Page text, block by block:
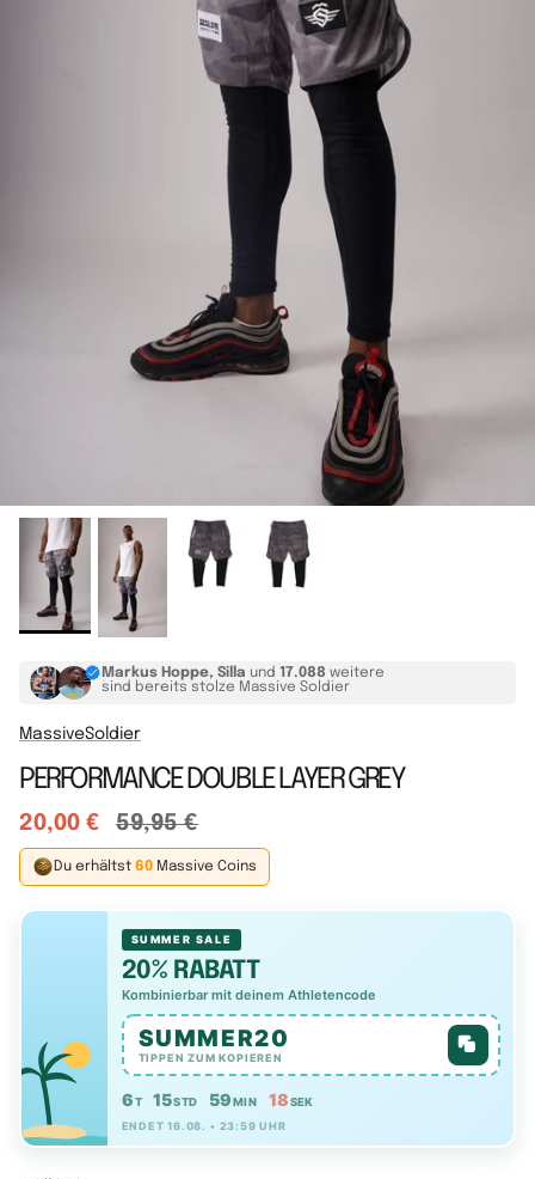
Markus Hoppe, Silla und 17.088 weitere
sind bereits stolze Massive Soldier
MassiveSoldier
PERFORMANCE DOUBLE LAYER GREY
20,00 € 59,95 €
Du erhältst 60 Massive Coins
SUMMER SALE
20% RABATT
Kombinierbar mit deinem Athletencode
SUMMER20
TIPPEN ZUM KOPIEREN
6T 15STD 59MIN 17 SEK
ENDET 16.08. • 23:59 UHR